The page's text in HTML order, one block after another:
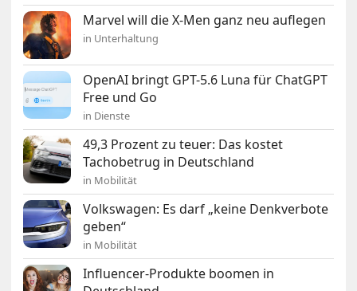
Marvel will die X-Men ganz neu auflegen
in Unterhaltung
OpenAI bringt GPT-5.6 Luna für ChatGPT
Free und Go
in Dienste
49,3 Prozent zu teuer: Das kostet
Tachobetrug in Deutschland
in Mobilität
Volkswagen: Es darf „keine Denkverbote
geben“
in Mobilität
Influencer-Produkte boomen in